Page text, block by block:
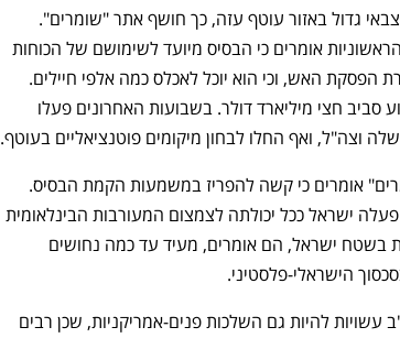
וצה"ל, ואף החלו לבחון מיקומים פוטנציאליים בעוטף.
הישראלי-פלסטיני.